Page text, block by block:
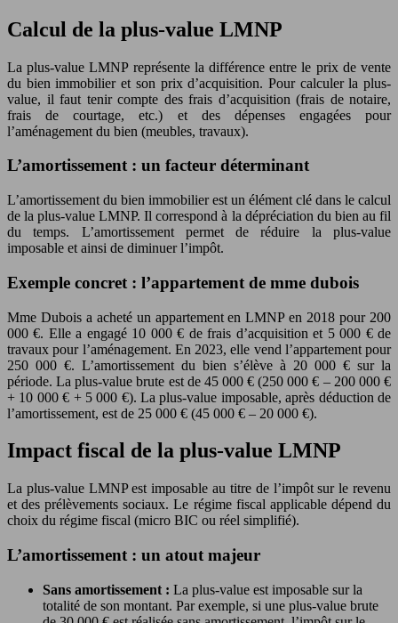
Calcul de la plus-value LMNP
La plus-value LMNP représente la différence entre le prix de vente
du bien immobilier et son prix d’acquisition. Pour calculer la plus-
value, il faut tenir compte des frais d’acquisition (frais de notaire,
frais de courtage, etc.) et des dépenses engagées pour
l’aménagement du bien (meubles, travaux).
L’amortissement : un facteur déterminant
L’amortissement du bien immobilier est un élément clé dans le calcul
de la plus-value LMNP. Il correspond à la dépréciation du bien au fil
du temps. L’amortissement permet de réduire la plus-value
imposable et ainsi de diminuer l’impôt.
Exemple concret : l’appartement de mme dubois
Mme Dubois a acheté un appartement en LMNP en 2018 pour 200
000 €. Elle a engagé 10 000 € de frais d’acquisition et 5 000 € de
travaux pour l’aménagement. En 2023, elle vend l’appartement pour
250 000 €. L’amortissement du bien s’élève à 20 000 € sur la
période. La plus-value brute est de 45 000 € (250 000 € – 200 000 €
+ 10 000 € + 5 000 €). La plus-value imposable, après déduction de
l’amortissement, est de 25 000 € (45 000 € – 20 000 €).
Impact fiscal de la plus-value LMNP
La plus-value LMNP est imposable au titre de l’impôt sur le revenu
et des prélèvements sociaux. Le régime fiscal applicable dépend du
choix du régime fiscal (micro BIC ou réel simplifié).
L’amortissement : un atout majeur
Sans amortissement : La plus-value est imposable sur la
totalité de son montant. Par exemple, si une plus-value brute